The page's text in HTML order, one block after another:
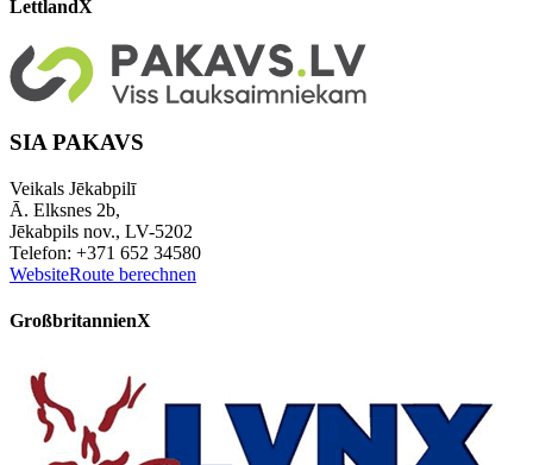
LettlandX
SIA PAKAVS
Veikals Jēkabpilī
Ā. Elksnes 2b,
Jēkabpils nov., LV-5202
Telefon: +371 652 34580
WebsiteRoute berechnen
GroßbritannienX